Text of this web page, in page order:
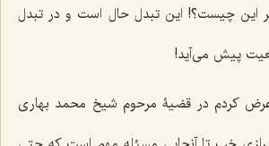
این چیست؟! این تبدل حال است و در تبدل
پیش مى‌آید!
کردم در قضیۀ مرحوم شیخ محمد بهارى